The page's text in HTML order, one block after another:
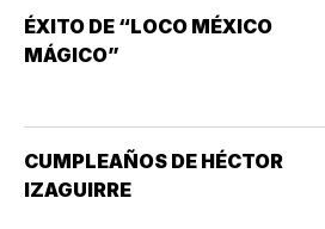
DESCRIPCIÓN HISTÓRICA AL
PAPIRO DE EBERS…
MISMO O EL ENTORNO ESTÁN
GIRANDO O MOVIÉNDOSE *NO
GENERAL, QUE PUEDE INCLUIR
SENSACIONES DE
ATURDIMIENTO…
ÉXITO DE “LOCO MÉXICO
MÁGICO”
CUMPLEAÑOS DE HÉCTOR
IZAGUIRRE